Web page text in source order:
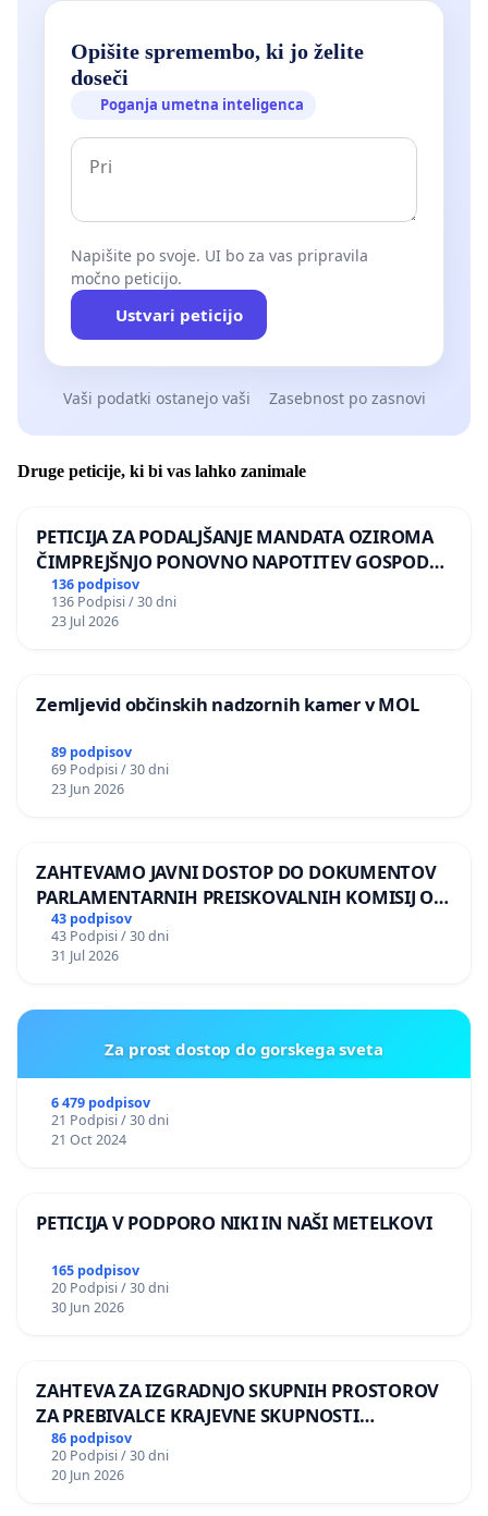
Opišite spremembo, ki jo želite
doseči
Poganja umetna inteligenca
Napišite po svoje. UI bo za vas pripravila
močno peticijo.
Ustvari peticijo
Vaši podatki ostanejo vaši Zasebnost po zasnovi
Druge peticije, ki bi vas lahko zanimale
PETICIJA ZA PODALJŠANJE MANDATA OZIROMA
ČIMPREJŠNJO PONOVNO NAPOTITEV GOSPODA
BERNARDA ŠRAJNERJA NA VELEPOSLANIŠTVO
REPUBLIKE SLOVENIJE V MOSKVI
136 podpisov
136 Podpisi / 30 dni
23 Jul 2026
Zemljevid občinskih nadzornih kamer v MOL
89 podpisov
69 Podpisi / 30 dni
23 Jun 2026
ZAHTEVAMO JAVNI DOSTOP DO DOKUMENTOV
PARLAMENTARNIH PREISKOVALNIH KOMISIJ O
ILEGALNI TRGOVINI Z OROŽJEM
43 podpisov
43 Podpisi / 30 dni
31 Jul 2026
Za prost dostop do gorskega sveta
6 479 podpisov
21 Podpisi / 30 dni
21 Oct 2024
PETICIJA V PODPORO NIKI IN NAŠI METELKOVI
165 podpisov
20 Podpisi / 30 dni
30 Jun 2026
ZAHTEVA ZA IZGRADNJO SKUPNIH PROSTOROV
ZA PREBIVALCE KRAJEVNE SKUPNOSTI
PRESTRANEK
86 podpisov
20 Podpisi / 30 dni
20 Jun 2026